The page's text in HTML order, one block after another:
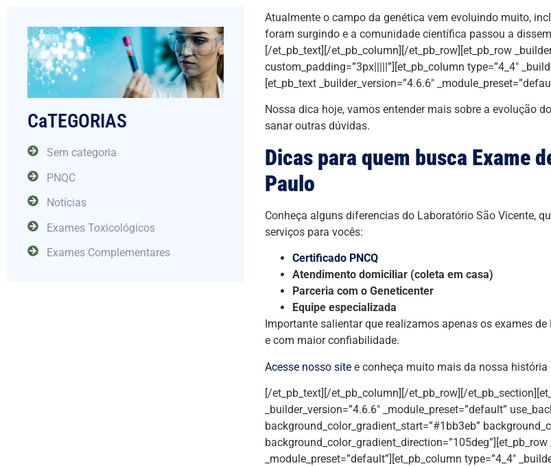
CaTEGORIAS
Sem categoria
PNQC
Notícias
Exames Toxicológicos
Exames Complementares
Atualmente o campo da genética vem evoluindo muito,
foram surgindo e a comunidade científica passou a
[/et_pb_text][/et_pb_column][/et_pb_row][et_pb_row
custom_padding=”3px|||||”][et_pb_column type=”4_4″
[et_pb_text _builder_version=”4.6.6″
Nossa dica hoje, vamos entender mais sobre a evolução
sanar outras dúvidas.
Dicas para quem busca Exame
Paulo
Conheça alguns diferencias do Laboratório São Vicente,
serviços para vocês:
Certificado PNCQ
Atendimento domiciliar (coleta em casa)
Parceria com o Geneticenter
Equipe especializada
Importante salientar que realizamos apenas os exames
e com maior confiabilidade.
Acesse nosso site e conheça muito mais da nossa
[/et_pb_text][/et_pb_column][/et_pb_row][/
_builder_version=”4.6.6″ _module_preset=”default”
background_color_gradient_start=”#1bb3eb”
background_color_gradient_direction=”105deg”][et_pb_row
_module_preset=”default”][et_pb_column type=”4_4″